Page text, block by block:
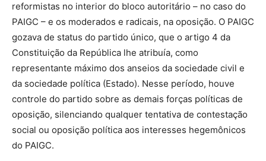
reformistas no interior do bloco autoritário – no caso do
PAIGC – e os moderados e radicais, na oposição. O PAIGC
gozava de status do partido único, que o artigo 4 da
Constituição da República lhe atribuía, como
representante máximo dos anseios da sociedade civil e
da sociedade política (Estado). Nesse período, houve
controle do partido sobre as demais forças políticas de
oposição, silenciando qualquer tentativa de contestação
social ou oposição política aos interesses hegemônicos
do PAIGC.